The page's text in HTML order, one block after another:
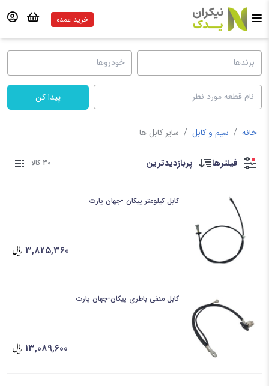
خرید عمده
پیدا کن
خانه / سیم و کابل / سایر کابل ها
فیلترها پربازدیدترین 30 کالا
کابل کیلومتر پیکان -جهان پارت
3,825,360
کابل منفی باطری پیکان-جهان پارت
13,089,600